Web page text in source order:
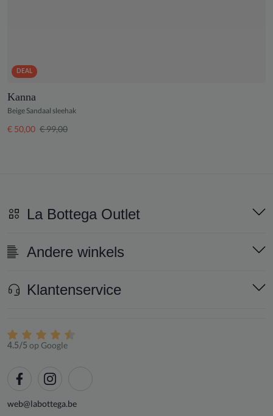
DEAL
Kanna
Beige Sandaal sleehak
€ 50,00 € 99,00
La Bottega Outlet
Andere winkels
Klantenservice
4.5/5 op Google
web@labottega.be